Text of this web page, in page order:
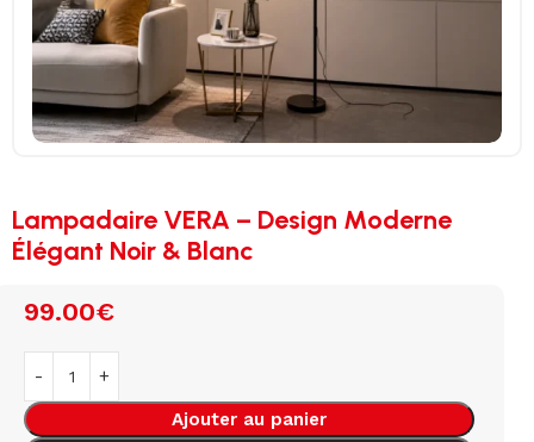
Lampadaire VERA – Design Moderne
Élégant Noir & Blanc
99.00€
Ajouter au panier